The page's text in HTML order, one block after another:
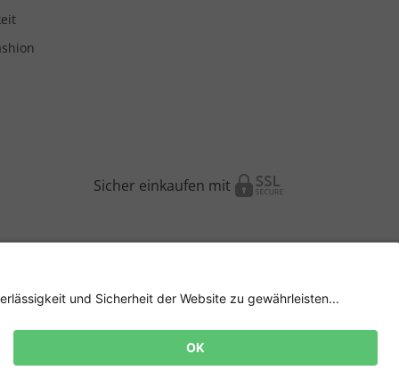
Sicher einkaufen mit